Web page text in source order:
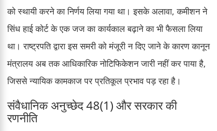
को स्थायी करने का निर्णय लिया गया था। इसके अलावा, कमीशन ने
सिंध हाई कोर्ट के एक जज का कार्यकाल बढ़ाने का भी फैसला लिया
था। राष्ट्रपति द्वारा इस समरी को मंजूरी न दिए जाने के कारण कानून
मंत्रालय अब तक आधिकारिक नोटिफिकेशन जारी नहीं कर पाया है,
जिससे न्यायिक कामकाज पर प्रतिकूल प्रभाव पड़ रहा है।
संवैधानिक अनुच्छेद 48(1) और सरकार की
रणनीति